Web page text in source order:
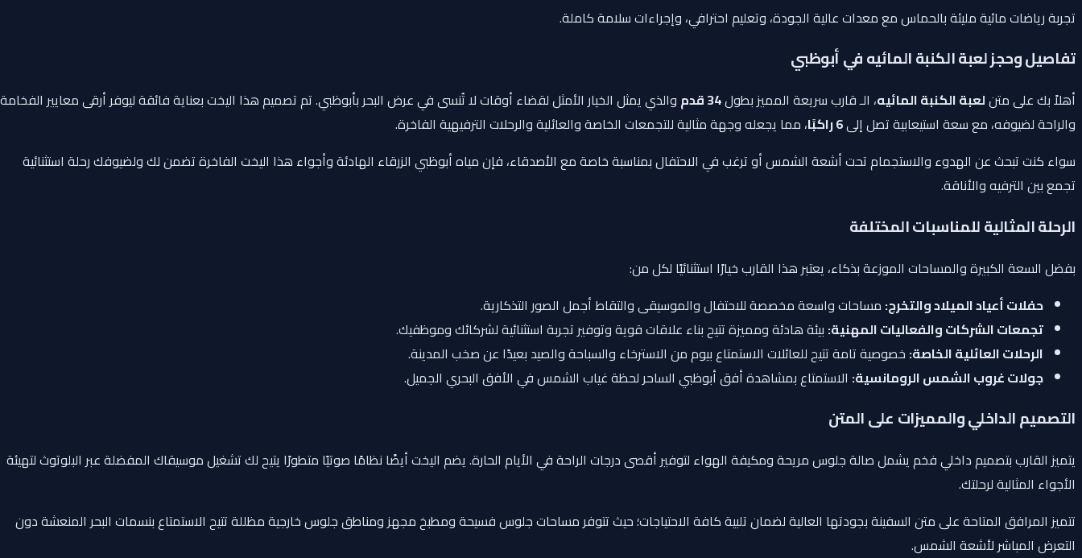
تجربة رياضات مائية مليئة بالحماس مع معدات عالية الجودة، وتعليم احترافي، وإجراءات سلامة كاملة.
تفاصيل وحجز لعبة الكنبة المائيه في أبوظبي
أهلاً بك على متنلعبة الكنبة المائيه، الـ قارب سريعة المميز بطول34 قدم
والذي يمثل الخيار الأمثل لقضاء أوقات لا تُنسى في عرض البحر بأبوظبي. تم تصميم هذا اليخت بعناية فائقة ليوفر أرقى معايير الفخامة
والراحة لضيوفه، مع سعة استيعابية تصل إلى6 راكبًا
، مما يجعله وجهة مثالية للتجمعات الخاصة والعائلية والرحلات الترفيهية الفاخرة.
سواء كنت تبحث عن الهدوء والاستجمام تحت أشعة الشمس أو ترغب في الاحتفال بمناسبة خاصة مع الأصدقاء، فإن مياه أبوظبي الزرقاء الهادئة وأجواء هذا اليخت الفاخرة تضمن لك ولضيوفك رحلة استثنائية
تجمع بين الترفيه والأناقة.
الرحلة المثالية للمناسبات المختلفة
بفضل السعة الكبيرة والمساحات الموزعة بذكاء، يعتبر هذا القارب خيارًا استثنائيًا لكل من:
حفلات أعياد الميلاد والتخرج: مساحات واسعة مخصصة للاحتفال والموسيقى والتقاط أجمل الصور التذكارية.
تجمعات الشركات والفعاليات المهنية: بيئة هادئة ومميزة تتيح بناء علاقات قوية وتوفير تجربة استثنائية لشركائك وموظفيك.
الرحلات العائلية الخاصة: خصوصية تامة تتيح للعائلات الاستمتاع بيوم من الاسترخاء والسباحة والصيد بعيدًا عن صخب المدينة.
جولات غروب الشمس الرومانسية: الاستمتاع بمشاهدة أفق أبوظبي الساحر لحظة غياب الشمس في الأفق البحري الجميل.
التصميم الداخلي والمميزات على المتن
يتميز القارب بتصميم داخلي فخم يشمل صالة جلوس مريحة ومكيفة الهواء لتوفير أقصى درجات الراحة في الأيام الحارة. يضم اليخت أيضًا نظامًا صوتيًا متطورًا يتيح لك تشغيل موسيقاك المفضلة عبر البلوتوث لتهيئة
الأجواء المثالية لرحلتك.
تتميز المرافق المتاحة على متن السفينة بجودتها العالية لضمان تلبية كافة الاحتياجات؛ حيث تتوفر مساحات جلوس فسيحة ومطبخ مجهز ومناطق جلوس خارجية مظللة تتيح الاستمتاع بنسمات البحر المنعشة دون
التعرض المباشر لأشعة الشمس.